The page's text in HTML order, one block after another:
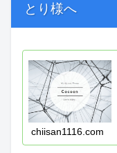
とり様へ
chiisan1116.com